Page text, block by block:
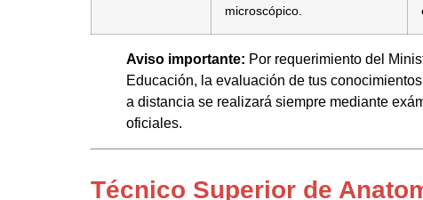
microscópico.
Aviso importante: Por requerimiento del
Educación, la evaluación de tus
a distancia se realizará siempre mediante
oficiales.
Técnico Superior de